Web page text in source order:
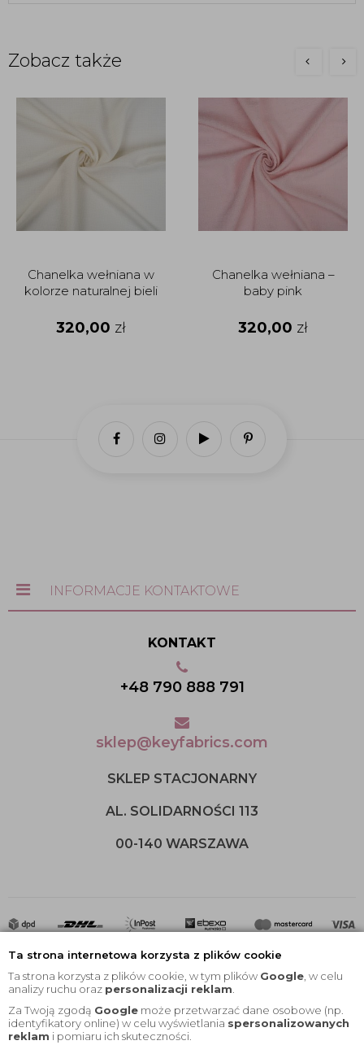
Ta strona internetowa korzysta z plików cookie
Ta strona korzysta z plików cookie, w tym plików Google , w celu
analizy ruchu oraz personalizacji reklam
Za Twoją zgodą Google może przetwarzać dane osobowe (np.
identyfikatory online) w celu wyświetlania spersonalizowanych
reklam i pomiaru ich skuteczności.
Zobacz także
Chanelka wełniana w
kolorze naturalnej bieli
320,00 zł
Chanelka wełniana –
baby pink
320,00 zł
INFORMACJE KONTAKTOWE
KONTAKT
+48 790 888 791
sklep@keyfabrics.com
SKLEP STACJONARNY
AL. SOLIDARNOŚCI 113
00-140 WARSZAWA
2020 © Wszelkie Prawa Zastrzeżone |KEYfabrics
Projekt i oprogramowanie sklepu: